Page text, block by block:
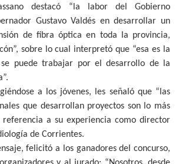
destacó “la labor del Gobierno
Gustavo Valdés en desarrollar un
de fibra óptica en toda la provincia,
sobre lo cual interpretó que “esa es la
puede trabajar por el desarrollo de la
a los jóvenes, les señaló que “las
que desarrollan proyectos son lo más
referencia a su experiencia como director
de Corrientes.
felicitó a los ganadores del concurso,